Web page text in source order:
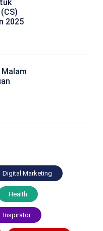
2025
Digital Marketing
Health
Inspirator